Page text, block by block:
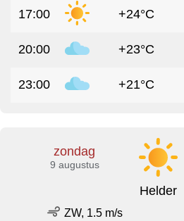
17:00 +24°C
20:00 +23°C
23:00 +21°C
zondag
9 augustus
Helder
ZW, 1.5 m/s